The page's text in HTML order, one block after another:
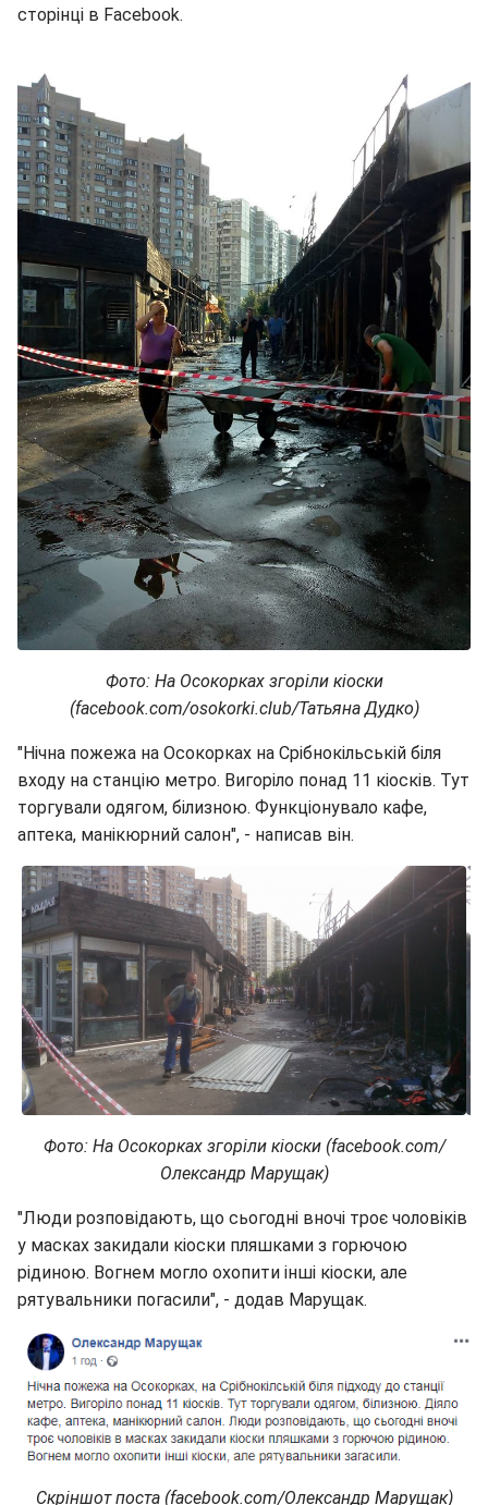
сторінці в Facebook.
Фото: На Осокорках згоріли кіоски
(facebook.com/osokorki.club/Татьяна Дудко)
"Нічна пожежа на Осокорках на Срібнокільській біля
входу на станцію метро. Вигоріло понад 11 кіосків. Тут
торгували одягом, білизною. Функціонувало кафе,
аптека, манікюрний салон", - написав він.
Фото: На Осокорках згоріли кіоски (facebook.com/
Олександр Марущак)
"Люди розповідають, що сьогодні вночі троє чоловіків
у масках закидали кіоски пляшками з горючою
рідиною. Вогнем могло охопити інші кіоски, але
рятувальники погасили", - додав Марущак.
Скріншот поста (facebook.com/Олександр Марущак)